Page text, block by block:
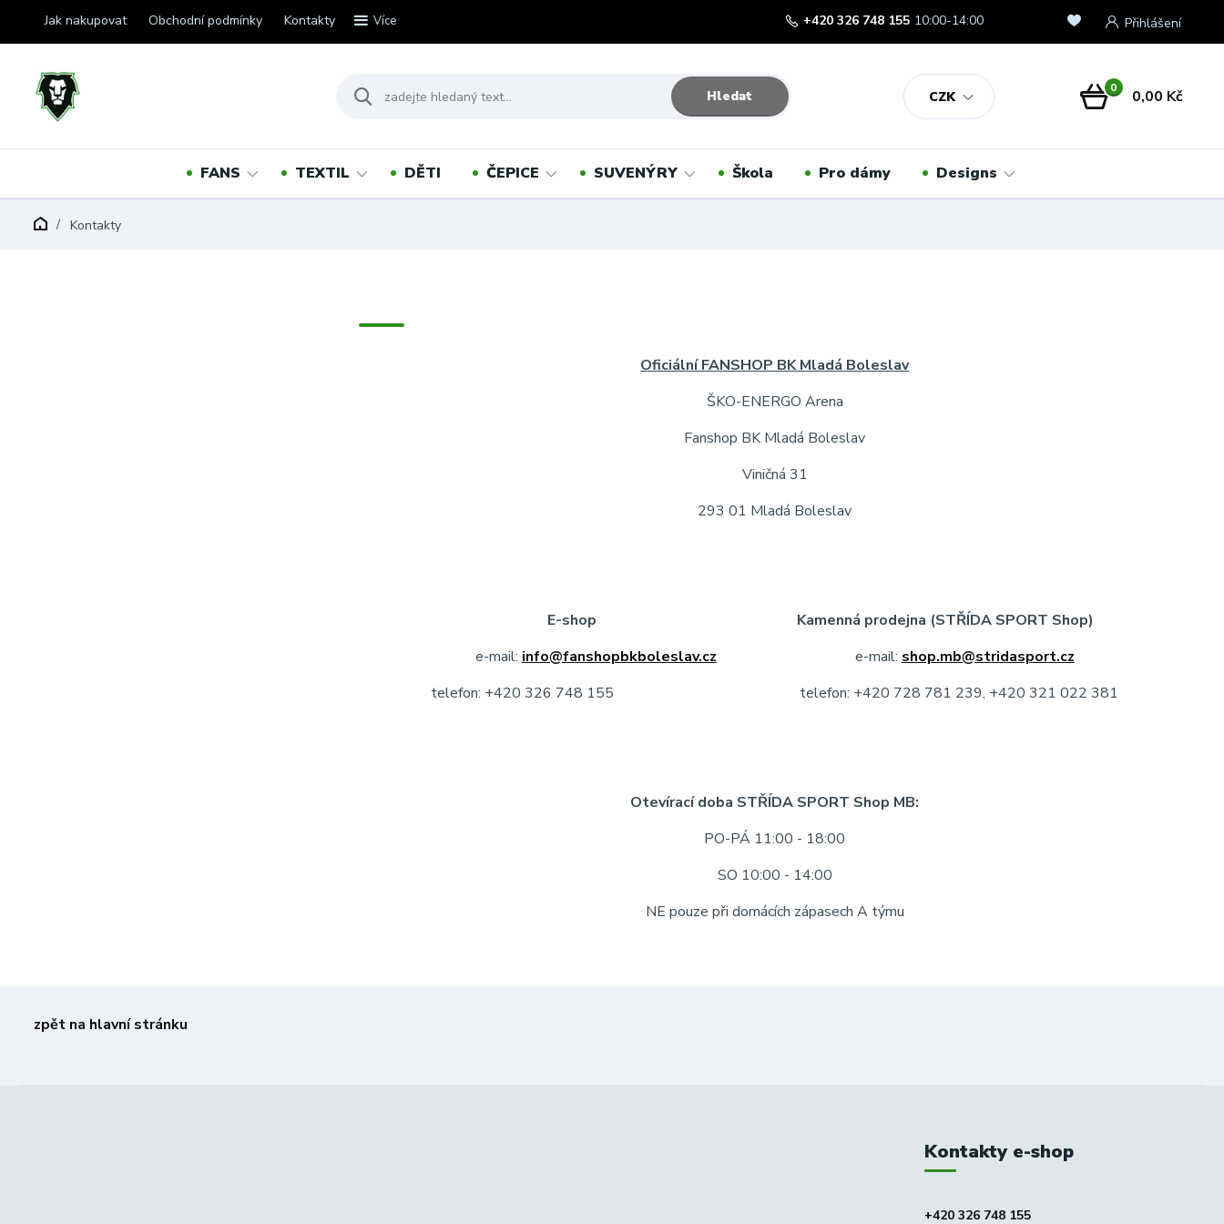
Jak nakupovat Obchodní podmínky Kontakty Více
CZK
Přihlášení
Hledat
+420 326 748 155 10:00-14:00
0 0,00 Kč
FANS TEXTIL DĚTI ČEPICE SUVENÝRY Škola Pro dámy Designs
Kontakty
Oficiální FANSHOP BK Mladá Boleslav
ŠKO-ENERGO Arena
Fanshop BK Mladá Boleslav
Viničná 31
293 01 Mladá Boleslav
E-shop Kamenná prodejna (STŘÍDA SPORT Shop)
e-mail: info@fanshopbkboleslav.cz e-mail: shop.mb@stridasport.cz
telefon: +420 326 748 155 telefon: +420 728 781 239, +420 321 022 381
Otevírací doba STŘÍDA SPORT Shop MB:
PO-PÁ 11:00 - 18:00
SO 10:00 - 14:00
NE pouze při domácích zápasech A týmu
zpět na hlavní stránku
Kontakty e-shop
+420 326 748 155